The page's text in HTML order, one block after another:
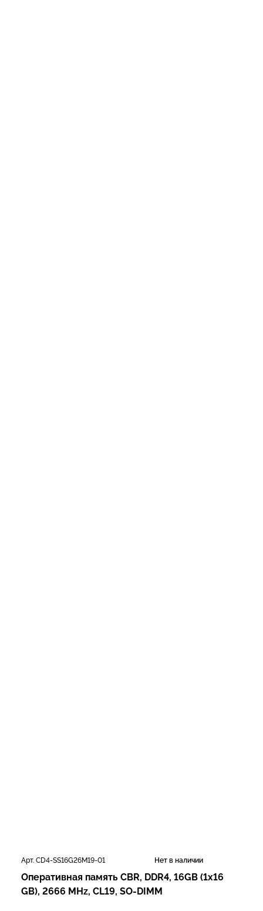
Арт. CD4-SS16G26M19-01 Нет в наличии
Оперативная память CBR, DDR4, 16GB (1x16
GB), 2666 MHz, CL19, SO-DIMM